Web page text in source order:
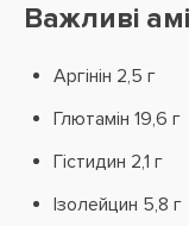
Важливі
Аргінін 2,5 г
Глютамін 19,6 г
Гістидин 2,1 г
Ізолейцин 5,8 г